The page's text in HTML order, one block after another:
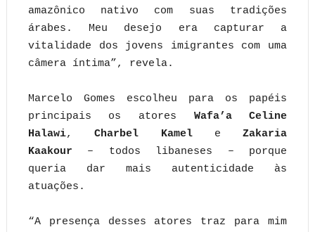
amazônico nativo com suas tradições
árabes. Meu desejo era capturar a
vitalidade dos jovens imigrantes com uma
câmera íntima”, revela.
Marcelo Gomes escolheu para os papéis
principais os atores Wafa’a Celine
Halawi,Charbel Kamele Zakaria
Kaakour – todos libaneses – porque
queria dar mais autenticidade às
atuações.
“A presença desses atores traz para mim